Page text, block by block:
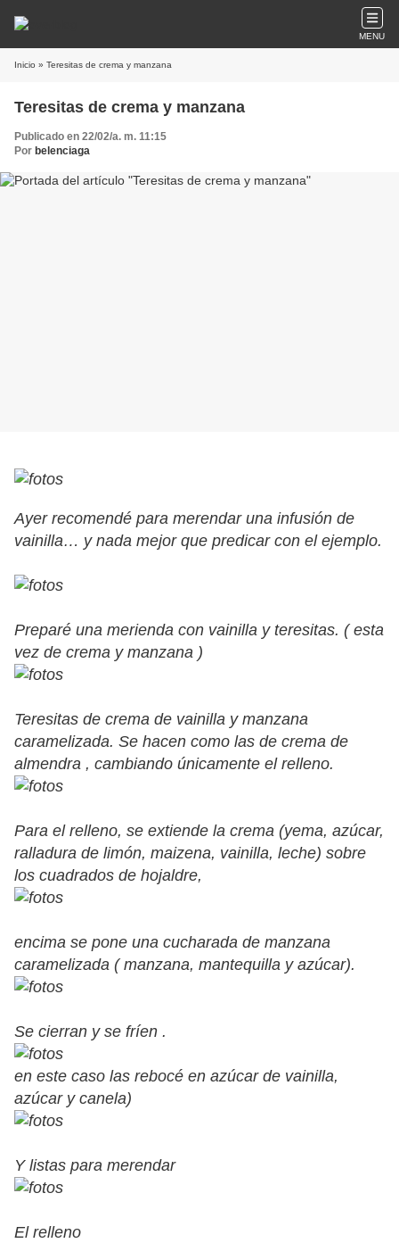
MENU
Inicio » Teresitas de crema y manzana
Teresitas de crema y manzana
Publicado en 22/02/a. m. 11:15
Por belenciaga
Ayer recomendé para merendar una infusión de
vainilla… y nada mejor que predicar con el ejemplo.
Preparé una merienda con vainilla y teresitas. ( esta
vez de crema y manzana )
Teresitas de crema de vainilla y manzana
caramelizada. Se hacen como las de crema de
almendra , cambiando únicamente el relleno.
Para el relleno, se extiende la crema (yema, azúcar,
ralladura de limón, maizena, vainilla, leche) sobre
los cuadrados de hojaldre,
encima se pone una cucharada de manzana
caramelizada ( manzana, mantequilla y azúcar).
Se cierran y se fríen .
en este caso las rebocé en azúcar de vainilla,
azúcar y canela)
Y listas para merendar
El relleno